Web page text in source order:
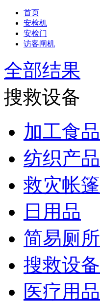
首页
安检机
安检门
访客闸机
全部结果
搜救设备
加工食品
纺织产品
救灾帐篷
日用品
简易厕所
搜救设备
医疗用品